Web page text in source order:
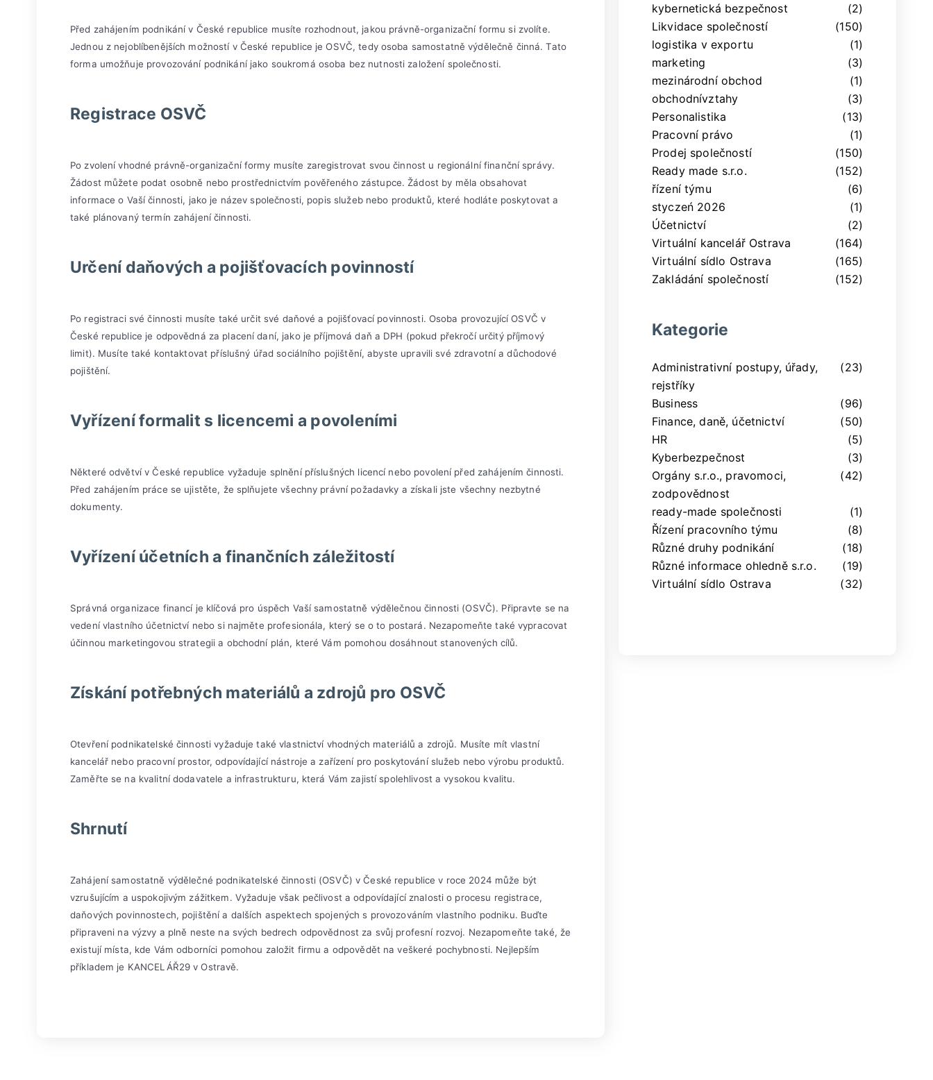
Před zahájením podnikání v České republice musíte rozhodnout, jakou právně-organizační formu si zvolíte.
Jednou z nejoblíbenějších možností v České republice je OSVČ, tedy osoba samostatně výdělečně činná. Tato
forma umožňuje provozování podnikání jako soukromá osoba bez nutnosti založení společnosti.
Registrace OSVČ
Po zvolení vhodné právně-organizační formy musíte zaregistrovat svou činnost u regionální finanční správy.
Žádost můžete podat osobně nebo prostřednictvím pověřeného zástupce. Žádost by měla obsahovat
informace o Vaší činnosti, jako je název společnosti, popis služeb nebo produktů, které hodláte poskytovat a
také plánovaný termín zahájení činnosti.
Určení daňových a pojišťovacích povinností
Po registraci své činnosti musíte také určit své daňové a pojišťovací povinnosti. Osoba provozující OSVČ v
České republice je odpovědná za placení daní, jako je příjmová daň a DPH (pokud překročí určitý příjmový
limit). Musíte také kontaktovat příslušný úřad sociálního pojištění, abyste upravili své zdravotní a důchodové
pojištění.
Vyřízení formalit s licencemi a povoleními
Některé odvětví v České republice vyžaduje splnění příslušných licencí nebo povolení před zahájením činnosti.
Před zahájením práce se ujistěte, že splňujete všechny právní požadavky a získali jste všechny nezbytné
dokumenty.
Vyřízení účetních a finančních záležitostí
Správná organizace financí je klíčová pro úspěch Vaší samostatně výdělečnou činnosti (OSVČ). Připravte se na
vedení vlastního účetnictví nebo si najměte profesionála, který se o to postará. Nezapomeňte také vypracovat
účinnou marketingovou strategii a obchodní plán, které Vám pomohou dosáhnout stanovených cílů.
Získání potřebných materiálů a zdrojů pro OSVČ
Otevření podnikatelské činnosti vyžaduje také vlastnictví vhodných materiálů a zdrojů. Musíte mít vlastní
kancelář nebo pracovní prostor, odpovídající nástroje a zařízení pro poskytování služeb nebo výrobu produktů.
Zaměřte se na kvalitní dodavatele a infrastrukturu, která Vám zajistí spolehlivost a vysokou kvalitu.
Shrnutí
Zahájení samostatně výdělečné podnikatelské činnosti (OSVČ) v České republice v roce 2024 může být
vzrušujícím a uspokojivým zážitkem. Vyžaduje však pečlivost a odpovídající znalosti o procesu registrace,
daňových povinnostech, pojištění a dalších aspektech spojených s provozováním vlastního podniku. Buďte
připraveni na výzvy a plně neste na svých bedrech odpovědnost za svůj profesní rozvoj. Nezapomeňte také, že
existují místa, kde Vám odborníci pomohou založit firmu a odpovědět na veškeré pochybnosti. Nejlepším
příkladem je KANCELÁŘ29 v Ostravě.
kybernetická bezpečnost
(2)
Likvidace společností
(150)
logistika v exportu
(1)
marketing
(3)
mezinárodní obchod
(1)
obchodnívztahy
(3)
Personalistika
(13)
Pracovní právo
(1)
Prodej společností
(150)
Ready made s.r.o.
(152)
řízení týmu
(6)
styczeń 2026
(1)
Účetnictví
(2)
Virtuální kancelář Ostrava
(164)
Virtuální sídlo Ostrava
(165)
Zakládání společností
(152)
Kategorie
Administrativní postupy, úřady,
rejstříky
(23)
Business
(96)
Finance, daně, účetnictví
(50)
HR
(5)
Kyberbezpečnost
(3)
Orgány s.r.o., pravomoci,
zodpovědnost
(42)
ready-made společnosti
(1)
Řízení pracovního týmu
(8)
Různé druhy podnikání
(18)
Různé informace ohledně s.r.o.
(19)
Virtuální sídlo Ostrava
(32)